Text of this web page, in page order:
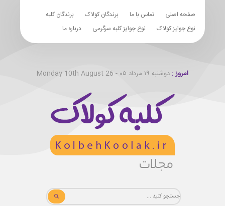
صفحه اصلی تماس با ما برندگان کولاک
برندگان کلبه
نوع جوایز کولاک
نوع جوایز کلبه سرگرمی درباره ما
امروز : دوشنبه ۱۹ مرداد ۰۵ - Monday 10th August 26